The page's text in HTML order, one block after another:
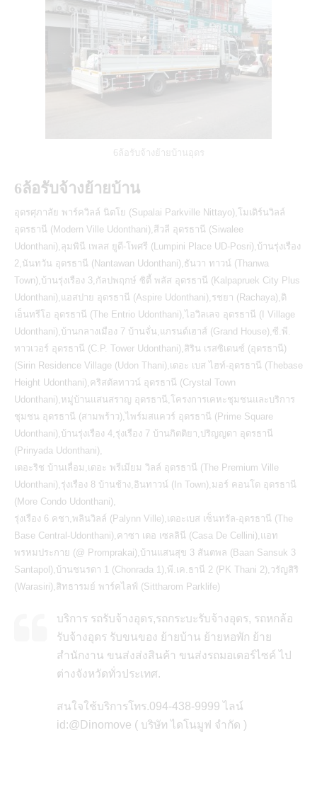
6ล้อรับจ้างย้ายบ้านอุดร
6ล้อรับจ้างย้ายบ้าน
อุดรศุภาลัย พาร์ควิลล์ นิตโย (Supalai Parkville Nittayo),โมเดิร์นวิลล์
อุดรธานี (Modern Ville Udonthani),สีวลี อุดรธานี (Siwalee
Udonthani),ลุมพินี เพลส ยูดี-โพศรี (Lumpini Place UD-Posri),บ้านรุ่งเรือง
2,นันทวัน อุดรธานี (Nantawan Udonthani),ธันวา ทาวน์ (Thanwa
Town),บ้านรุ่งเรือง 3,กัลปพฤกษ์ ซิตี้ พลัส อุดรธานี (Kalpapruek City Plus
Udonthani),แอสปาย อุดรธานี (Aspire Udonthani),รชยา (Rachaya),ดิ
เอ็นทรีโอ อุดรธานี (The Entrio Udonthani),ไอวิลเลจ อุดรธานี (I Village
Udonthani),บ้านกลางเมือง 7 บ้านจั่น,แกรนด์เฮาส์ (Grand House),ซี.พี.
ทาวเวอร์ อุดรธานี (C.P. Tower Udonthani),สิริน เรสซิเดนซ์ (อุดรธานี)
(Sirin Residence Village (Udon Thani),เดอะ เบส ไฮท์-อุดรธานี (Thebase
Height Udonthani),คริสตัลทาวน์ อุดรธานี (Crystal Town
Udonthani),หมู่บ้านแสนสราญ อุดรธานี,โครงการเคหะชุมชนและบริการ
ชุมชน อุดรธานี (สามพร้าว),ไพร์มสแควร์ อุดรธานี (Prime Square
Udonthani),บ้านรุ่งเรือง 4,รุ่งเรือง 7 บ้านกิตติยา,ปริญญดา อุดรธานี
(Prinyada Udonthani),
เดอะริช บ้านเลื่อม,เดอะ พรีเมียม วิลล์ อุดรธานี (The Premium Ville
Udonthani),รุ่งเรือง 8 บ้านช้าง,อินทาวน์ (In Town),มอร์ คอนโด อุดรธานี
(More Condo Udonthani),
รุ่งเรือง 6 คชา,พลินวิลล์ (Palynn Ville),เดอะเบส เซ็นทรัล-อุดรธานี (The
Base Central-Udonthani),คาซา เดอ เซลลินี (Casa De Cellini),แอท
พรหมประกาย (@ Promprakai),บ้านแสนสุข 3 สันตพล (Baan Sansuk 3
Santapol),บ้านชนรดา 1 (Chonrada 1),พี.เค.ธานี 2 (PK Thani 2),วรัญสิริ
(Warasiri),สิทธารมย์ พาร์คไลฟ์ (Sittharom Parklife)
บริการ รถรับจ้างอุดร,รถกระบะรับจ้างอุดร, รถหกล้อ
รับจ้างอุดร รับขนของ ย้ายบ้าน ย้ายหอพัก ย้าย
สำนักงาน ขนส่งส่งสินค้า ขนส่งรถมอเตอร์ไซค์ ไป
ต่างจังหวัดทั่วประเทศ.
สนใจใช้บริการโทร.094-438-9999 ไลน์
id:@Dinomove ( บริษัท ไดโนมูฟ จำกัด )